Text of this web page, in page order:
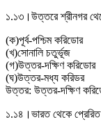
১.১৩। উত্তরে শ্রীনগর
(ক)পূর্ব-পশ্চিম করিডোর
(খ)সোনালি চতুর্ভূজ
(গ)উত্তর-দক্ষিণ করিডোর
(ঘ)উত্তর-মধ্য করিডর
উত্তর: উত্তর-দক্ষিণ
১.১৪। ভারত থেকে